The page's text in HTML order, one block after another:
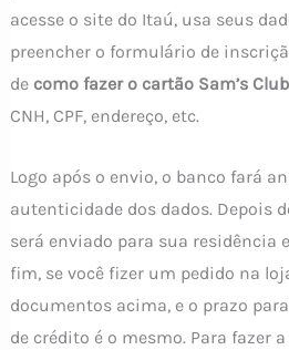
acesse o site do Itaú, usa seus
preencher o formulário de
de como fazer o cartão Sam’s Club
CNH, CPF, endereço, etc.
Logo após o envio, o banco fará
autenticidade dos dados. Depois
será enviado para sua residência
fim, se você fizer um pedido na
documentos acima, e o prazo
de crédito é o mesmo. Para fazer